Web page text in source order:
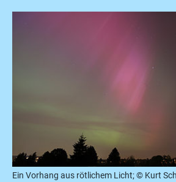
Ein Vorhang aus rötlichem Licht; © Kurt